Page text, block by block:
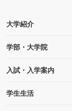
大学紹介
学部・大学院
入試・入学案内
学生生活